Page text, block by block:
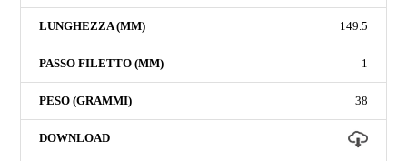
149.5
1
38